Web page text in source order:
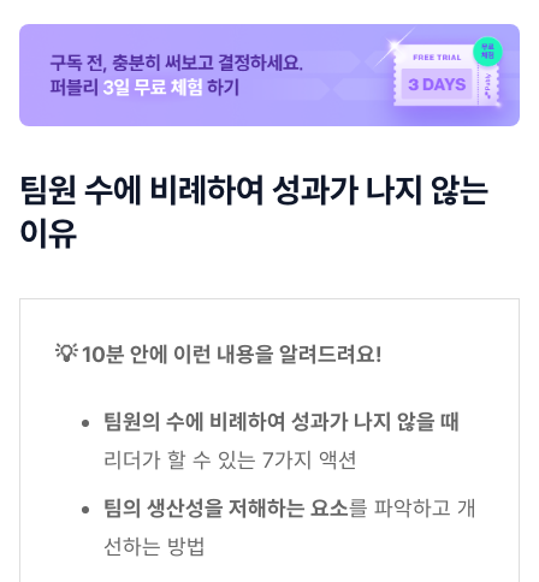
팀원 수에 비례하여 성과가 나지 않는
이유
💡 10분 안에 이런 내용을 알려드려요!
팀원의 수에 비례하여 성과가 나지 않을 때
리더가 할 수 있는 7가지 액션
팀의 생산성을 저해하는 요소를 파악하고 개
선하는 방법